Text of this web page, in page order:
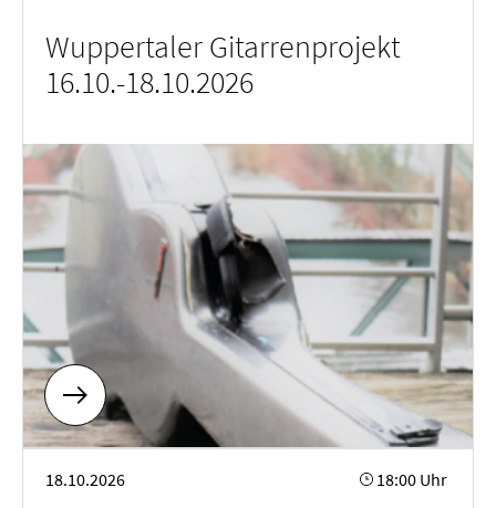
Wuppertaler Gitarrenprojekt
16.10.-18.10.2026
18.10.2026
18:00 Uhr